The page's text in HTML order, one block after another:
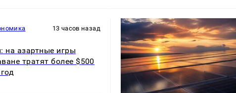
13 часов назад
на азартные игры
тратят более $500